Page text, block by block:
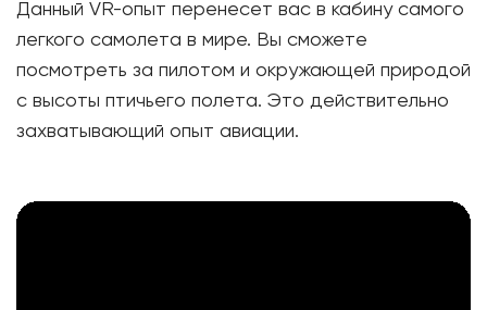
Данный VR-опыт перенесет вас в кабину самого
легкого самолета в мире. Вы сможете
посмотреть за пилотом и окружающей природой
с высоты птичьего полета. Это действительно
захватывающий опыт авиации.